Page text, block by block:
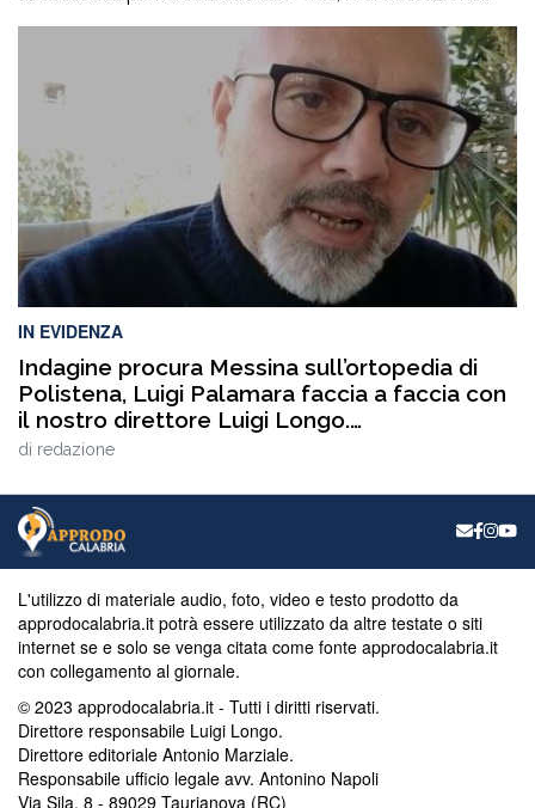
accompagnata da un ricco programma di eventi
collaterali, tra cui AperiPride, presentazioni di libri, incontri
culturali, dibattiti, talk e momenti di confronto ospitati a
Catanzaro, con interventi e riflessioni dedicati ai […]
IN EVIDENZA
Indagine procura Messina sull’ortopedia di
Polistena, Luigi Palamara faccia a faccia con
il nostro direttore Luigi Longo.
VIDEOINTERVISTA
di redazione
L'utilizzo di materiale audio, foto, video e testo prodotto da
approdocalabria.it potrà essere utilizzato da altre testate o siti
internet se e solo se venga citata come fonte approdocalabria.it
con collegamento al giornale.
© 2023 approdocalabria.it - Tutti i diritti riservati.
Direttore responsabile Luigi Longo.
Direttore editoriale Antonio Marziale.
Responsabile ufficio legale avv. Antonino Napoli
Via Sila, 8 - 89029 Taurianova (RC)